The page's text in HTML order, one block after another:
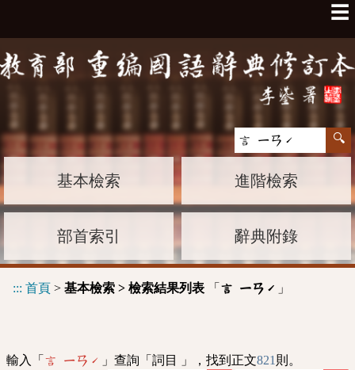
☰
基本檢索 進階檢索
部首索引 辭典附錄
::: 首頁 > 基本檢索 > 檢索結果列表 「 言 ㄧㄢˊ 」
輸入「 言 ㄧㄢˊ 」查詢「詞目 」，找到正文821 則。